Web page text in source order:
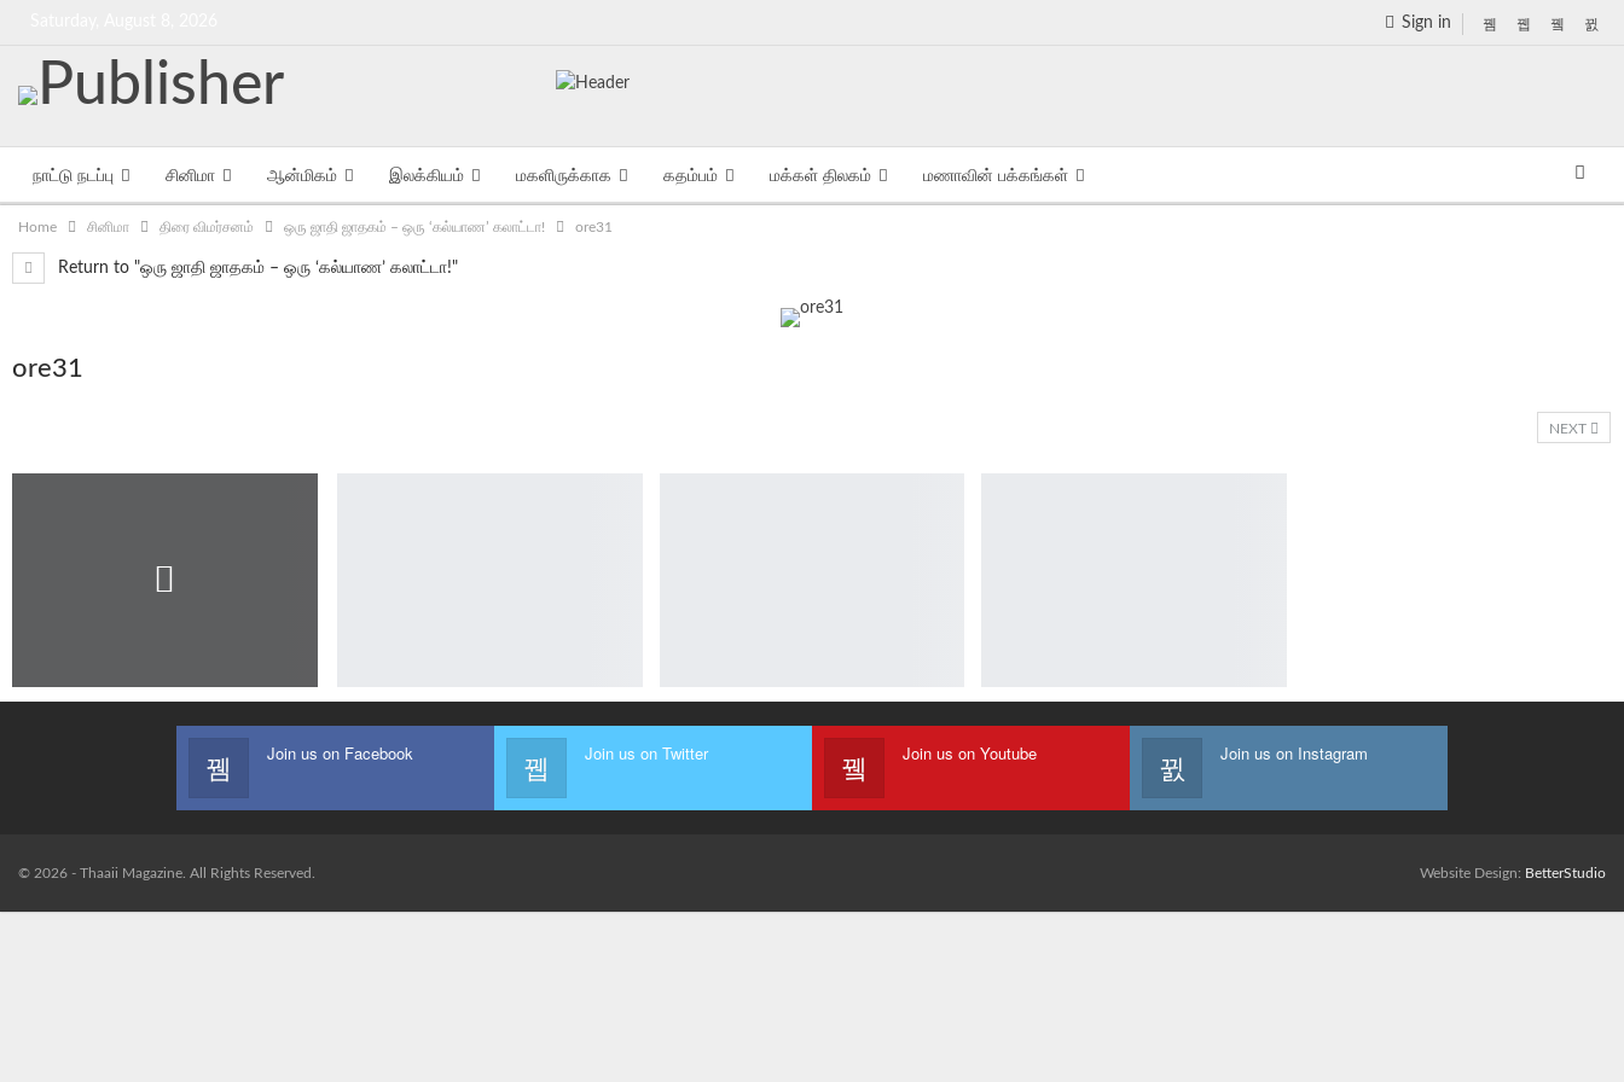
Sign in
நாட்டு நடப்பு சினிமா ஆன்மிகம் இலக்கியம் மகளிருக்காக கதம்பம் மக்கள் திலகம் மணாவின் பக்கங்கள்
Home சினிமா திரை விமர்சனம் ஒரு ஜாதி ஜாதகம் – ஒரு ‘கல்யாண’ கலாட்டா! ore31
Return to "ஒரு ஜாதி ஜாதகம் – ஒரு ‘கல்யாண’ கலாட்டா!"
ore31
NEXT
Join us on Facebook Join us on Twitter Join us on Youtube Join us on Instagram
© 2026 - Thaaii Magazine. All Rights Reserved. Website Design: BetterStudio